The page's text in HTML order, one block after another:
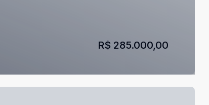
R$ 285.000,00